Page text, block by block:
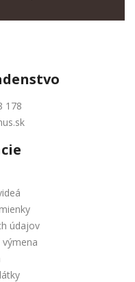
178
údajov
výmena